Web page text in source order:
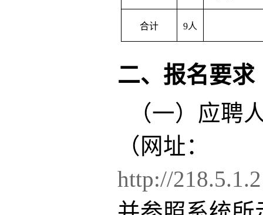
合计 9人
二、报名要求
（一）应聘
（网址：
http://